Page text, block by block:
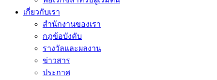
เกี่ยวกับเรา
สำนักงานของเรา
กฎข้อบังคับ
รางวัลและผลงาน
ข่าวสาร
ประกาศ